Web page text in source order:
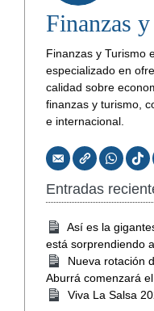
Finanzas
Finanzas y Turismo
especializado en
calidad sobre
finanzas y turismo,
e internacional.
Entradas
Así es la
está sorprendiendo
Nueva rotación
Aburrá comenzará
Viva La Salsa